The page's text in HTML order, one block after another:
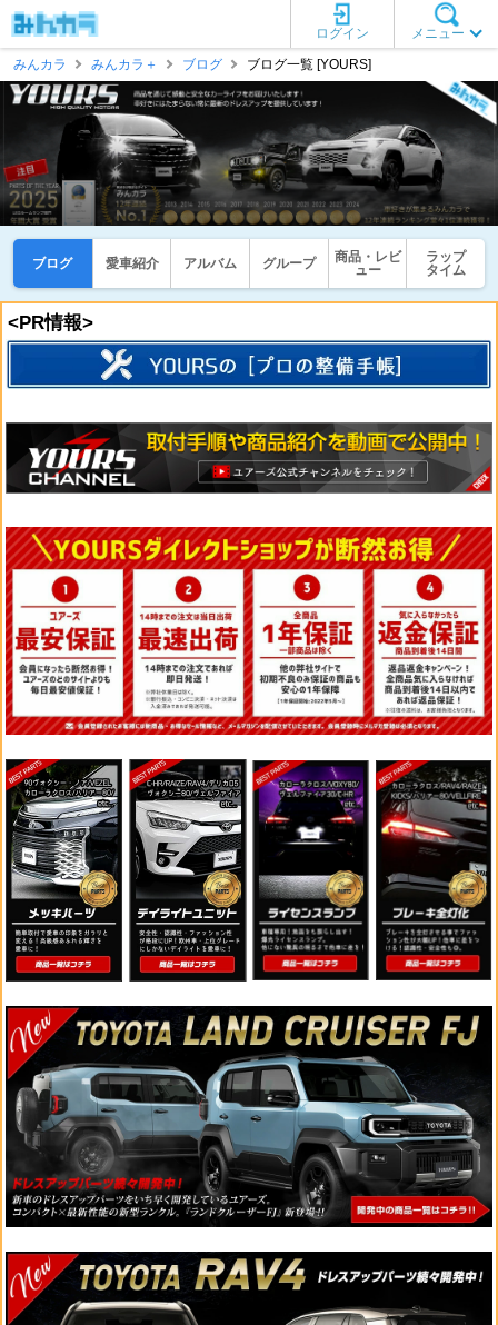
メニュー
ログイン
みんカラ
みんカラ＋ ブログ ブログ一覧 [YOURS]
ブログ 愛車紹介 アルバム グループ
商品・レビ
ュー
ラップ
タイム
<PR情報>